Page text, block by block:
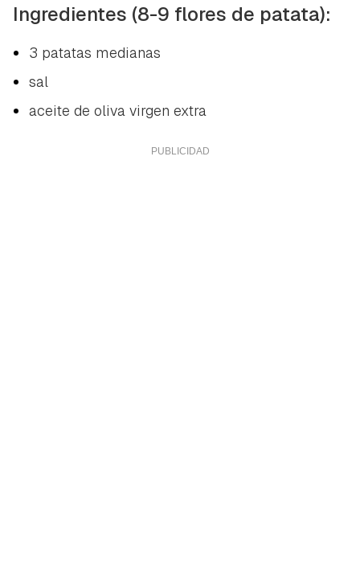
Ingredientes (8-9 flores de patata):
3 patatas medianas
sal
aceite de oliva virgen extra